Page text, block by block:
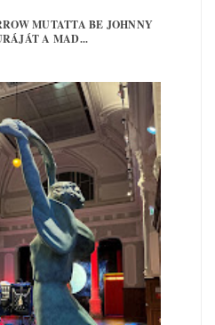
MUTATTA BE JOHNNY
A MAD...